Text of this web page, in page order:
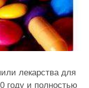
лекарства для
году и полностью